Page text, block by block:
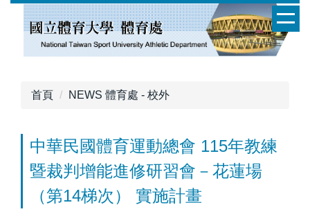
首頁 NEWS 體育處 - 校外
中華民國體育運動總會 115年教練
暨裁判增能進修研習會－花蓮場
（第14梯次） 實施計畫